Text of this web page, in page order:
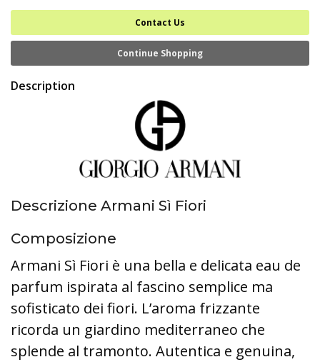
Contact Us
Continue Shopping
Description
Descrizione Armani Sì Fiori
Composizione
Armani Sì Fiori è una bella e delicata eau de
parfum ispirata al fascino semplice ma
sofisticato dei fiori. L’aroma frizzante
ricorda un giardino mediterraneo che
splende al tramonto. Autentica e genuina,